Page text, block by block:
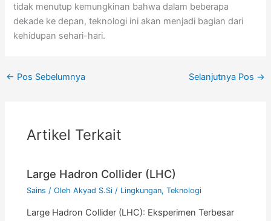
tidak menutup kemungkinan bahwa dalam beberapa
dekade ke depan, teknologi ini akan menjadi bagian dari
kehidupan sehari-hari.
← Pos Sebelumnya Selanjutnya Pos →
Artikel Terkait
Large Hadron Collider (LHC)
Sains / OlehAkyad S.Si / Lingkungan,Teknologi
Large Hadron Collider (LHC): Eksperimen Terbesar